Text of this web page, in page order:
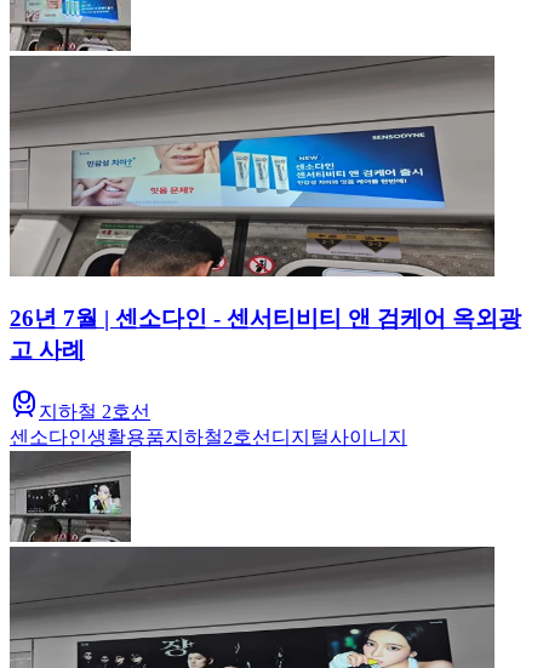
26년 7월 | 센소다인 - 센서티비티 앤 검케어 옥외광
고 사례
지하철 2호선
센소다인생활용품지하철2호선 디지털사이니지